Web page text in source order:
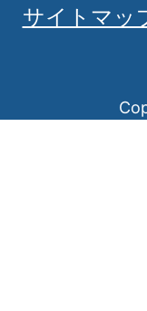
サイトマッ